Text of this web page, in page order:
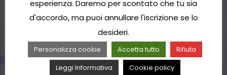
esperienza. Daremo per scontato che tu sia
d'accordo, ma puoi annullare l'iscrizione se lo
desideri.
Personalizza cookie Accetta tutto
Rifiuta
Leggi Informativa
Cookie policy